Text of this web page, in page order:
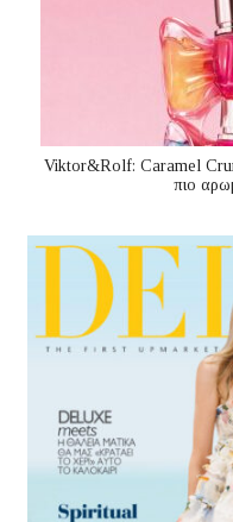
Viktor&Rolf: Caramel
πιο